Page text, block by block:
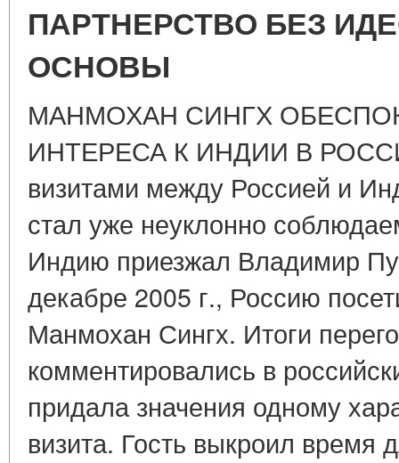
ПАРТНЕРСТВО БЕЗ
ОСНОВЫ
МАНМОХАН СИНГХ
ИНТЕРЕСА К ИНДИИ В
визитами между Россией и
стал уже неуклонно
Индию приезжал Владимир
декабре 2005 г., Россию
Манмохан Сингх. Итоги
комментировались в
придала значения одному
визита. Гость выкроил время